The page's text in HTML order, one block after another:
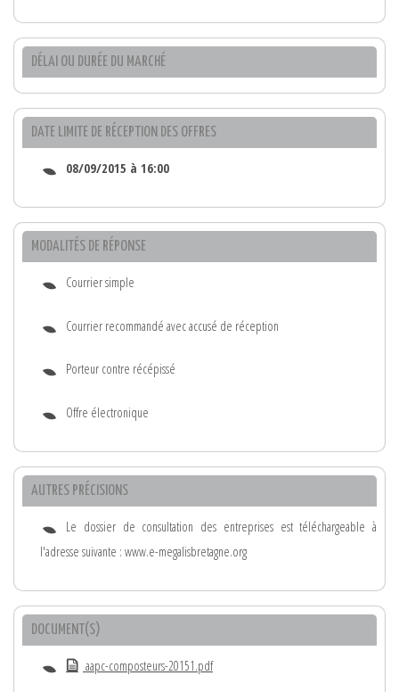
DÉLAI OU DURÉE DU MARCHÉ
DATE LIMITE DE RÉCEPTION DES OFFRES
08/09/2015 à 16:00
MODALITÉS DE RÉPONSE
Courrier simple
Courrier recommandé avec accusé de réception
Porteur contre récépissé
Offre électronique
AUTRES PRÉCISIONS
Le dossier de consultation des entreprises est téléchargeable à
l'adresse suivante : www.e-megalisbretagne.org
DOCUMENT(S)
aapc-composteurs-20151.pdf